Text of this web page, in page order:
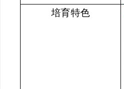
培育特色